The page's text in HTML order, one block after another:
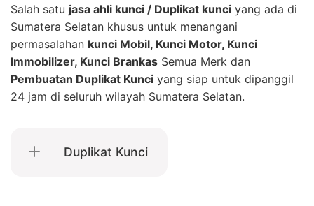
Salah satu jasa ahli kunci / Duplikat kunci yang ada di
Sumatera Selatan khusus untuk menangani
permasalahan kunci Mobil, Kunci Motor, Kunci
Immobilizer, Kunci Brankas Semua Merk dan
Pembuatan Duplikat Kunci yang siap untuk dipanggil
24 jam di seluruh wilayah Sumatera Selatan.
Duplikat Kunci